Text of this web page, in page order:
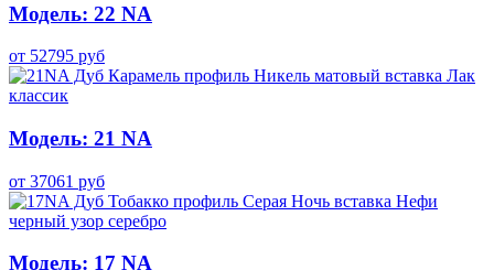
Модель: 22 NA
от 52795 руб
Модель: 21 NA
от 37061 руб
Модель: 17 NA